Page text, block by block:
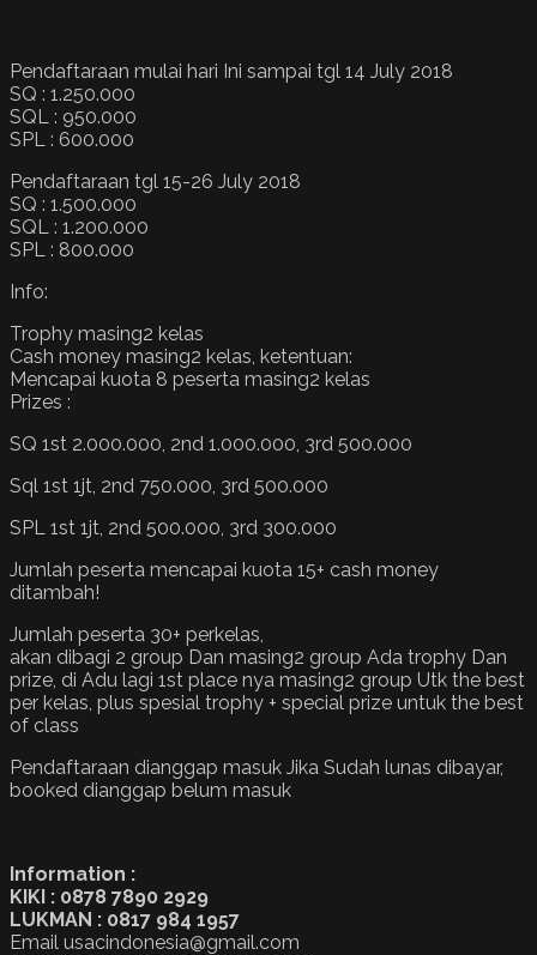
Pendaftaraan mulai hari Ini sampai tgl 14 July 2018
SQ : 1.250.000
SQL : 950.000
SPL : 600.000
Pendaftaraan tgl 15-26 July 2018
SQ : 1.500.000
SQL : 1.200.000
SPL : 800.000
Info:
Trophy masing2 kelas
Cash money masing2 kelas, ketentuan:
Mencapai kuota 8 peserta masing2 kelas
Prizes :
SQ 1st 2.000.000, 2nd 1.000.000, 3rd 500.000
Sql 1st 1jt, 2nd 750.000, 3rd 500.000
SPL 1st 1jt, 2nd 500.000, 3rd 300.000
Jumlah peserta mencapai kuota 15+ cash money
ditambah!
Jumlah peserta 30+ perkelas,
akan dibagi 2 group Dan masing2 group Ada trophy Dan
prize, di Adu lagi 1st place nya masing2 group Utk the best
per kelas, plus spesial trophy + special prize untuk the best
of class
Pendaftaraan dianggap masuk Jika Sudah lunas dibayar,
booked dianggap belum masuk
Information :
KIKI : 0878 7890 2929
LUKMAN : 0817 984 1957
Email usacindonesia@gmail.com